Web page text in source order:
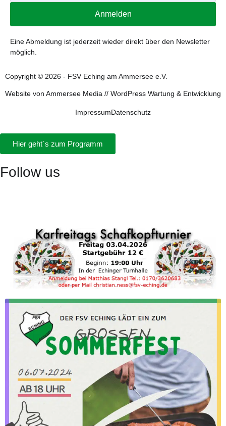
Anmelden
Eine Abmeldung ist jederzeit wieder direkt über den Newsletter
möglich.
Copyright © 2026 - FSV Eching am Ammersee e.V.
Website von Ammersee Media // WordPress Wartung & Entwicklung
ImpressumDatenschutz
Hier geht´s zum Programm
Follow us